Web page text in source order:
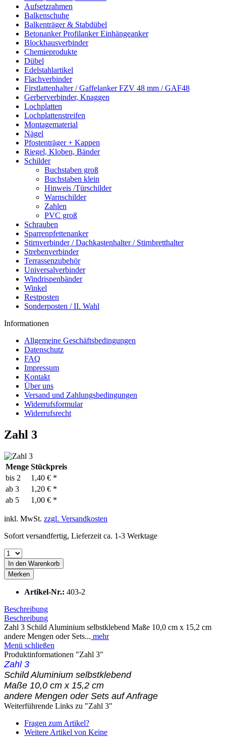
Aufsetzrahmen
Balkenschuhe
Balkenträger & Stabdübel
Betonanker Profilanker Einhängeanker
Blockhausverbinder
Chemieprodukte
Dübel
Edelstahlartikel
Flachverbinder
Firstlattenhalter / Gaffelanker FZV 48 mm / GAF48
Gerberverbinder, Knaggen
Lochplatten
Lochplattenstreifen
Montagematerial
Nägel
Pfostenträger + Kappen
Riegel, Kloben, Bänder
Schilder
Buchstaben groß
Buchstaben klein
Hinweis /Türschilder
Warnschilder
Zahlen
PVC groß
Schrauben
Sparrenpfettenanker
Stirnverbinder / Dachkastenhalter / Stirnbretthalter
Strebenverbinder
Terrassenzubehör
Universalverbinder
Windrispenbänder
Winkel
Restposten
Sonderposten / II. Wahl
Informationen
Allgemeine Geschäftsbedingungen
Datenschutz
FAQ
Impressum
Kontakt
Über uns
Versand und Zahlungsbedingungen
Widerrufsformular
Widerrufsrecht
Zahl 3
Menge Stückpreis
bis 2
1,40 € *
ab 3
1,20 € *
ab 5 1,00 € *
inkl. MwSt. zzgl. Versandkosten
Sofort versandfertig, Lieferzeit ca. 1-3 Werktage
In den Warenkorb
Merken
Artikel-Nr.: 403-2
Beschreibung
Beschreibung
Zahl 3 Schild Aluminium selbstklebend Maße 10,0 cm x 15,2 cm
andere Mengen oder Sets... mehr
Menü schließen
Produktinformationen "Zahl 3"
Zahl 3
Schild Aluminium selbstklebend
Maße 10,0 cm x 15,2 cm
andere Mengen oder Sets auf Anfrage
Weiterführende Links zu "Zahl 3"
Fragen zum Artikel?
Weitere Artikel von Keine